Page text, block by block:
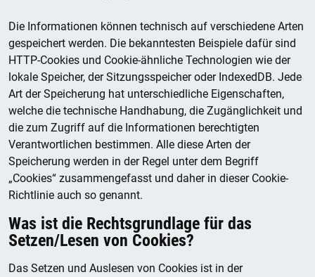
Die Informationen können technisch auf verschiedene Arten
gespeichert werden. Die bekanntesten Beispiele dafür sind
HTTP-Cookies und Cookie-ähnliche Technologien wie der
lokale Speicher, der Sitzungsspeicher oder IndexedDB. Jede
Art der Speicherung hat unterschiedliche Eigenschaften,
welche die technische Handhabung, die Zugänglichkeit und
die zum Zugriff auf die Informationen berechtigten
Verantwortlichen bestimmen. Alle diese Arten der
Speicherung werden in der Regel unter dem Begriff
„Cookies“ zusammengefasst und daher in dieser Cookie-
Richtlinie auch so genannt.
Was ist die Rechtsgrundlage für das
Setzen/Lesen von Cookies?
Das Setzen und Auslesen von Cookies ist in der